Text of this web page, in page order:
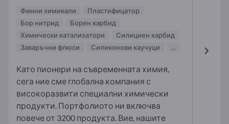
Финни химикали
Пластифицатор
Бор нитрид
Борен карбид
Химически катализатори
Силициен карбид
Заваръчни флюси
Силиконови каучуци ...
Като пионери на съвременната химия,
сега ние сме глобална компания с
високоразвити специални химически
продукти. Портфолиото ни включва
повече от 3200 продукта. Вие, нашите